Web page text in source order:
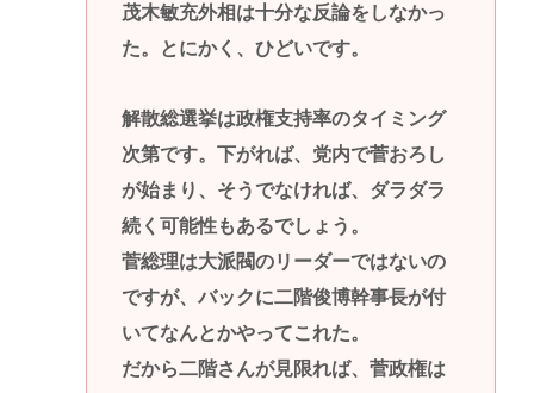
茂木敏充外相は十分な反論をしなかっ
た。とにかく、ひどいです。
解散総選挙は政権支持率のタイミング
次第です。下がれば、党内で菅おろし
が始まり、そうでなければ、ダラダラ
続く可能性もあるでしょう。
菅総理は大派閥のリーダーではないの
ですが、バックに二階俊博幹事長が付
いてなんとかやってこれた。
だから二階さんが見限れば、菅政権は